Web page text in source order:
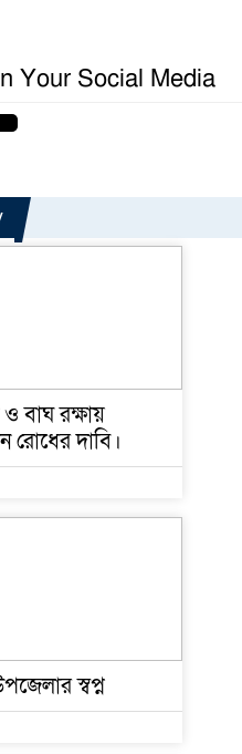
Your Social Media
বাঘ রক্ষায়
রোধের দাবি।
স্বপ্ন